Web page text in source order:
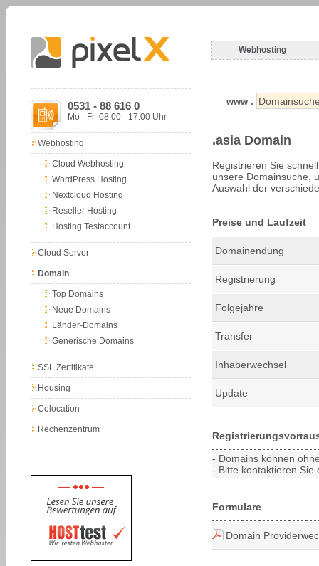
Webhosting
0531 - 88 616 0
Mo - Fr 08:00 - 17:00 Uhr
Webhosting
Cloud Webhosting
WordPress Hosting
Nextcloud Hosting
Reseller Hosting
Hosting Testaccount
Cloud Server
Domain
Top Domains
Neue Domains
Länder-Domains
Generische Domains
SSL Zertifikate
Housing
Colocation
Rechenzentrum
www .
.asia Domain
Registrieren Sie
unsere Domainsuche,
Auswahl der
Preise und Laufzeit
Domainendung
Registrierung
Folgejahre
Transfer
Inhaberwechsel
Update
- Domains können
- Bitte kontaktieren Sie
Formulare
Domain